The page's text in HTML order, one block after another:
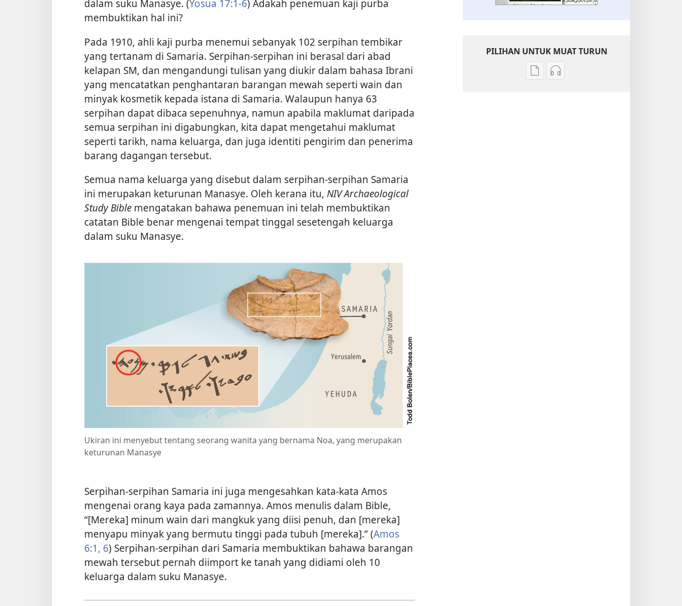
dalam suku Manasye. (Yosua 17:1-6) Adakah penemuan kaji purba
membuktikan hal ini?
Pada 1910, ahli kaji purba menemui sebanyak 102 serpihan tembikar
yang tertanam di Samaria. Serpihan-serpihan ini berasal dari abad
kelapan SM, dan mengandungi tulisan yang diukir dalam bahasa Ibrani
yang mencatatkan penghantaran barangan mewah seperti wain dan
minyak kosmetik kepada istana di Samaria. Walaupun hanya 63
serpihan dapat dibaca sepenuhnya, namun apabila maklumat daripada
semua serpihan ini digabungkan, kita dapat mengetahui maklumat
seperti tarikh, nama keluarga, dan juga identiti pengirim dan penerima
barang dagangan tersebut.
Semua nama keluarga yang disebut dalam serpihan-serpihan Samaria
ini merupakan keturunan Manasye. Oleh kerana itu, NIV Archaeological
Study Bible mengatakan bahawa penemuan ini telah membuktikan
catatan Bible benar mengenai tempat tinggal sesetengah keluarga
dalam suku Manasye.
Ukiran ini menyebut tentang seorang wanita yang bernama Noa, yang merupakan
keturunan Manasye
Serpihan-serpihan Samaria ini juga mengesahkan kata-kata Amos
mengenai orang kaya pada zamannya. Amos menulis dalam Bible,
“[Mereka] minum wain dari mangkuk yang diisi penuh, dan [mereka]
menyapu minyak yang bermutu tinggi pada tubuh [mereka].” (Amos
6:1, 6) Serpihan-serpihan dari Samaria membuktikan bahawa barangan
mewah tersebut pernah diimport ke tanah yang didiami oleh 10
keluarga dalam suku Manasye.
PILIHAN UNTUK MUAT TURUN
PilihanPilihan